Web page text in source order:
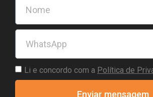
Li e concordo com a Política de
Enviar mensagem